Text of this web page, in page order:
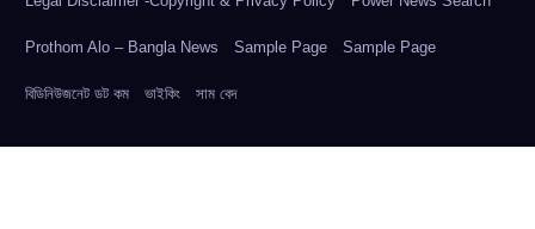
Prothom Alo – Bangla News Sample Page Sample Page
বিডিনিউজনেট ডট কম ভাইকিং সাম বেদ